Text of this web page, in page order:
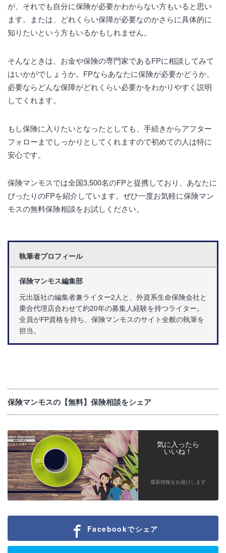
が、それでも自分に保険が必要かわからない方もいると思い
ます。または、どれくらい保障が必要なのかさらに具体的に
知りたいという方もいるかもしれません。
そんなときは、お金や保険の専門家であるFPに相談してみて
はいかがでしょうか。FPならあなたに保険が必要かどうか、
必要ならどんな保障がどれくらい必要かをわかりやすく説明
してくれます。
もし保険に入りたいとなったとしても、手続きからアフター
フォローまでしっかりとしてくれますので初めての人は特に
安心です。
保険マンモスでは全国3,500名のFPと提携しており、あなたに
ぴったりのFPを紹介しています。ぜひ一度お気軽に保険マン
モスの無料保険相談をお試しください。
執筆者プロフィール
保険マンモス編集部
元出版社の編集者兼ライター2人と、外資系生命保険会社と
乗合代理店合わせて約20年の募集人経験を持つライター。
全員がFP資格を持ち、保険マンモスのサイト全般の執筆を
担当。
保険マンモスの【無料】保険相談をシェア
気に入ったら
いいね！
最新情報をお届けします
Facebookでシェア